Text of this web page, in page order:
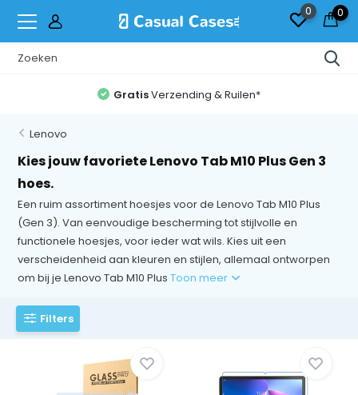
0 0
GratisVerzending & Ruilen*
Lenovo
Kies jouw favoriete Lenovo Tab M10 Plus Gen 3
hoes.
Een ruim assortiment hoesjes voor de Lenovo Tab M10 Plus
(Gen 3). Van eenvoudige bescherming tot stijlvolle en
functionele hoesjes, voor ieder wat wils. Kies uit een
verscheidenheid aan kleuren en stijlen, allemaal ontworpen
om bij je Lenovo Tab M10 PlusToon meer
Filters